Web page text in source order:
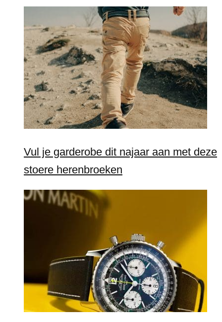
Vul je garderobe dit najaar aan met deze
stoere herenbroeken